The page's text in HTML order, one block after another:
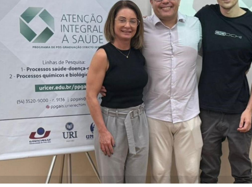
Mestrando Alison Castanho com a orientadora Helissara
coorientador Itamar Gonçalves